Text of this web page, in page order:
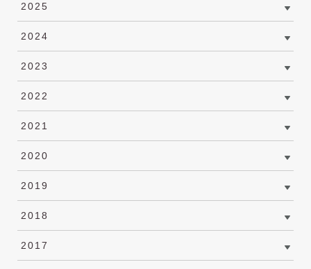
2025
2024
2023
2022
2021
2020
2019
2018
2017